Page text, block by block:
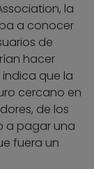
la
a conocer
de
hacer
indica que la
cercano en
de los
a pagar una
fuera un